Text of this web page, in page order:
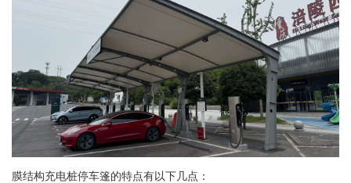
膜结构充电桩停车篷的特点有以下几点：